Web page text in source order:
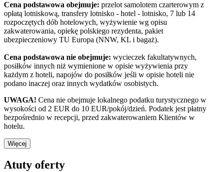
Cena podstawowa obejmuje: przelot samolotem czarterowym z
opłatą lotniskową, transfery lotnisko - hotel - lotnisko, 7 lub 14
rozpoczętych dób hotelowych, wyżywienie wg opisu
zakwaterowania, opiekę polskiego rezydenta, pakiet
ubezpieczeniowy TU Europa (NNW, KL i bagaż).
Cena podstawowa nie obejmuje: wycieczek fakultatywnych,
posiłków innych niż wymienione w opisie wyżywienia przy
każdym z hoteli, napojów do posiłków jeśli w opisie hoteli nie
podano inaczej oraz innych wydatków osobistych.
UWAGA! Cena nie obejmuje lokalnego podatku turystycznego w
wysokości od 2 EUR do 10 EUR/pokój/dzień. Podatek jest płatny
bezpośrednio w recepcji, przed zakwaterowaniem Klientów w
hotelu.
Więcej
Atuty oferty